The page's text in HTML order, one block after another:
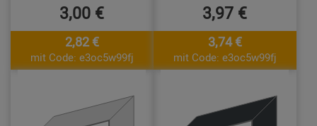
3,00 €
2,82 €
mit Code: e3oc5w99fj
3,97 €
3,74 €
mit Code: e3oc5w99fj